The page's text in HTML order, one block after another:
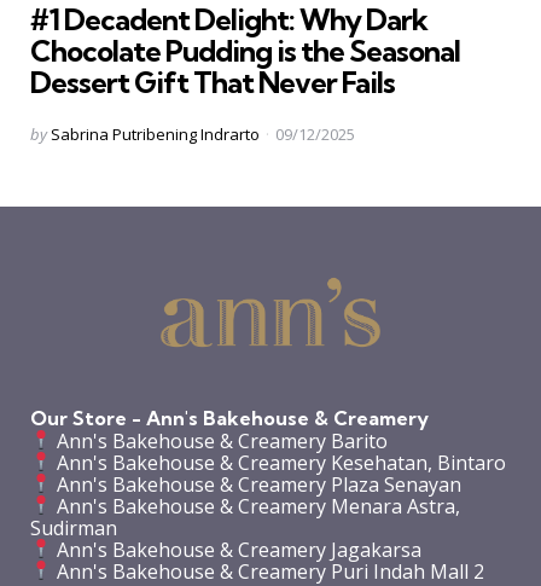
#1 Decadent Delight: Why Dark
Chocolate Pudding is the Seasonal
Dessert Gift That Never Fails
Posted
by Sabrina Putribening Indrarto 09/12/2025
Our Store - Ann's Bakehouse & Creamery
Ann's Bakehouse & Creamery Barito
Ann's Bakehouse & Creamery Kesehatan, Bintaro
Ann's Bakehouse & Creamery Plaza Senayan
Ann's Bakehouse & Creamery Menara Astra,
Sudirman
Ann's Bakehouse & Creamery Jagakarsa
Ann's Bakehouse & Creamery Puri Indah Mall 2